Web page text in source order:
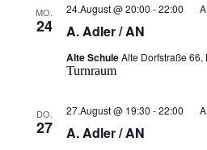
MO.
24 A. Adler / AN
24.August @ 20:00 -22:00
Alte SchuleAlte Dorfstraße 66,
Turnraum
DO.
27 A. Adler / AN
27.August @ 19:30 -22:00